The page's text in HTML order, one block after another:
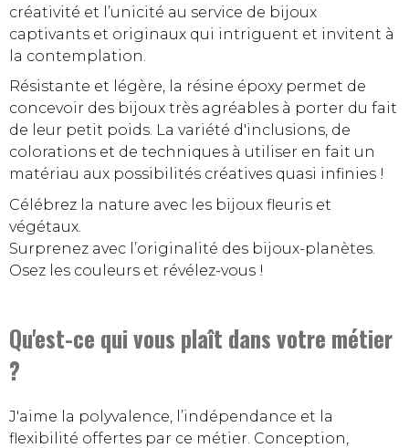
créativité et l’unicité au service de bijoux
captivants et originaux qui intriguent et invitent à
la contemplation.
Résistante et légère, la résine époxy permet de
concevoir des bijoux très agréables à porter du fait
de leur petit poids. La variété d'inclusions, de
colorations et de techniques à utiliser en fait un
matériau aux possibilités créatives quasi infinies !
Célébrez la nature avec les bijoux fleuris et
végétaux.
Surprenez avec l’originalité des bijoux-planètes.
Osez les couleurs et révélez-vous !
Qu'est-ce qui vous plaît dans votre métier
?
J'aime la polyvalence, l’indépendance et la
flexibilité offertes par ce métier. Conception,